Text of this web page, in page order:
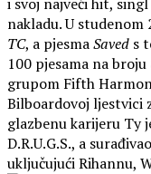
nakladu. U
TC, a pjesmaSaved s
100 pjesama na
grupom Fifth
Bilboardovoj ljestvici
glazbenu karijeru Ty
D.R.U.G.S., a
uključujući Rihannu,